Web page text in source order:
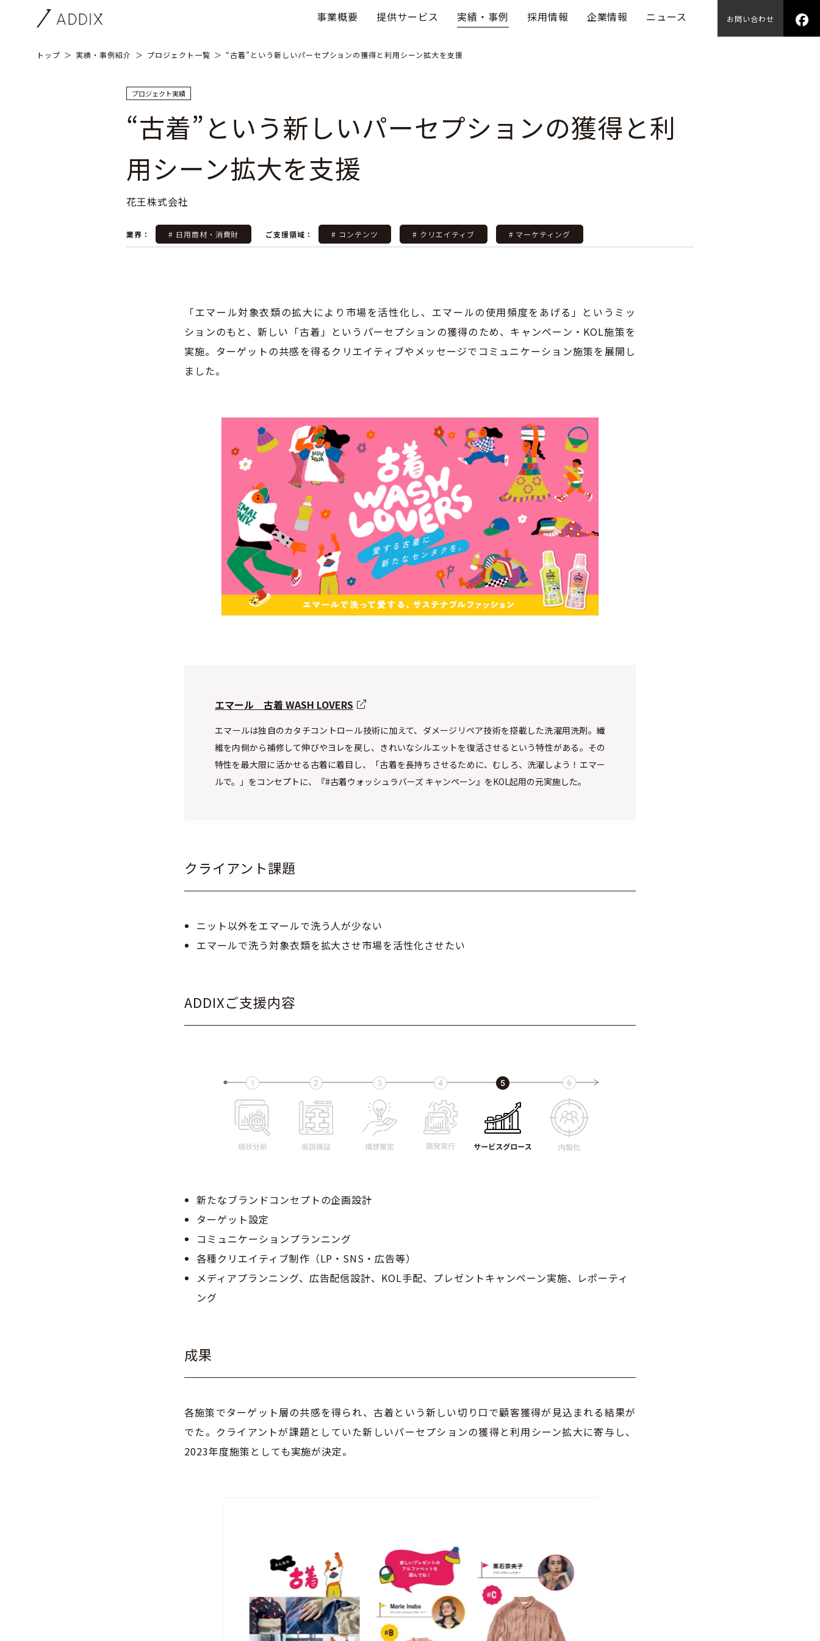
事業概要 提供サービス 実績・事例 採用情報 企業情報 ニュース お問い合わせ
トップ 実績・事例紹介 プロジェクト一覧 “古着”という新しいパーセプションの獲得と利用シーン拡大を支援
プロジェクト実績
“古着”という新しいパーセプションの獲得と利
用シーン拡大を支援
花王株式会社
業界： # 日用商材・消費財 ご支援領域： # コンテンツ # クリエイティブ # マーケティング
「エマール対象衣類の拡大により市場を活性化し、エマールの使用頻度をあげる」というミッ
ションのもと、新しい「古着」というパーセプションの獲得のため、キャンペーン・KOL施策を
実施。ターゲットの共感を得るクリエイティブやメッセージでコミュニケーション施策を展開し
ました。
エマール 古着 WASH LOVERS
エマールは独自のカタチコントロール技術に加えて、ダメージリペア技術を搭載した洗濯用洗剤。繊
維を内側から補修して伸びやヨレを戻し、きれいなシルエットを復活させるという特性がある。その
特性を最大限に活かせる古着に着目し、「古着を長持ちさせるために、むしろ、洗濯しよう！エマー
ルで。」をコンセプトに、『#古着ウォッシュラバーズ キャンペーン』をKOL起用の元実施した。
クライアント課題
ニット以外をエマールで洗う人が少ない
エマールで洗う対象衣類を拡大させ市場を活性化させたい
ADDIXご支援内容
新たなブランドコンセプトの企画設計
ターゲット設定
コミュニケーションプランニング
各種クリエイティブ制作（LP・SNS・広告等）
メディアプランニング、広告配信設計、KOL手配、プレゼントキャンペーン実施、レポーティ
ング
成果
各施策でターゲット層の共感を得られ、古着という新しい切り口で顧客獲得が見込まれる結果が
でた。クライアントが課題としていた新しいパーセプションの獲得と利用シーン拡大に寄与し、
2023年度施策としても実施が決定。